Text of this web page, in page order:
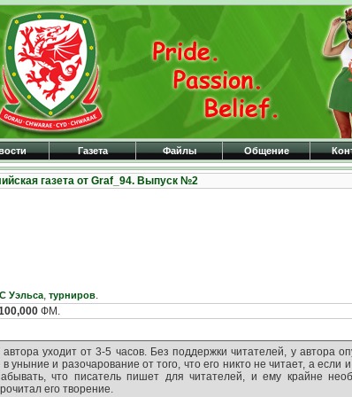
Газета Файлы Общение
газета от Graf_94. Выпуск №2
Уэльса, турниров.
ФМ.
уходит от 3-5 часов. Без поддержки читателей, у автора
уныние и разочарование от того, что его никто не читает, а если и
что писатель пишет для читателей, и ему крайне
его творение.